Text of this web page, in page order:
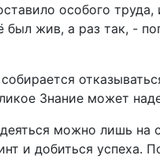
особого
был жив, а раз так, -
Знание может
можно лишь на
и добиться успеха.